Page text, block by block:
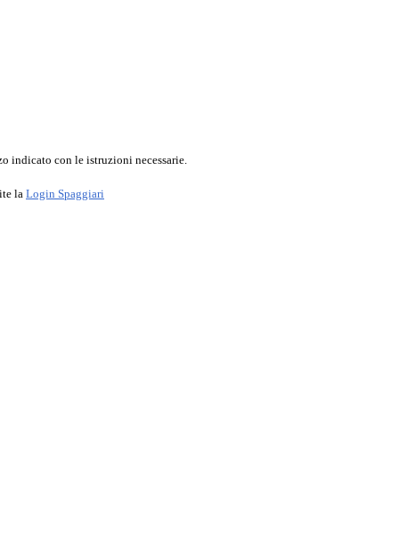
indicato con le istruzioni necessarie.
la Login Spaggiari